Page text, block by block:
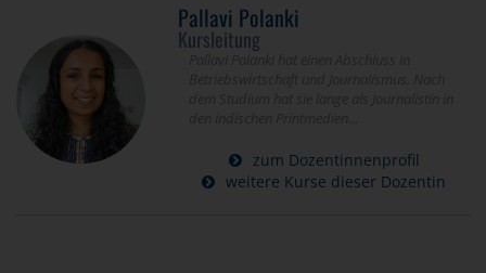
Pallavi Polanki
Kursleitung
zum Dozentinnenprofil
weitere Kurse dieser Dozentin